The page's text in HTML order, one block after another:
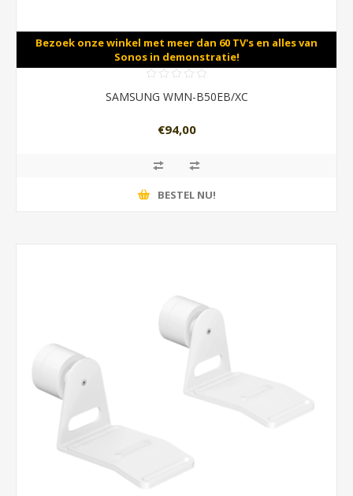
Bezoek onze winkel met meer dan 60 TV's en alles van
Sonos in demonstratie!
SAMSUNG WMN-B50EB/XC
€94,00
BESTEL NU!